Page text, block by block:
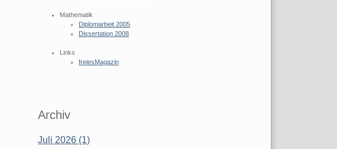
Mathematik
Diplomarbeit 2005
Dissertation 2008
Links
freiesMagazin
Archiv
Juli 2026 (1)